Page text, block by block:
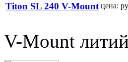
Titon SL 240 V-Mount цена:
V-Mount